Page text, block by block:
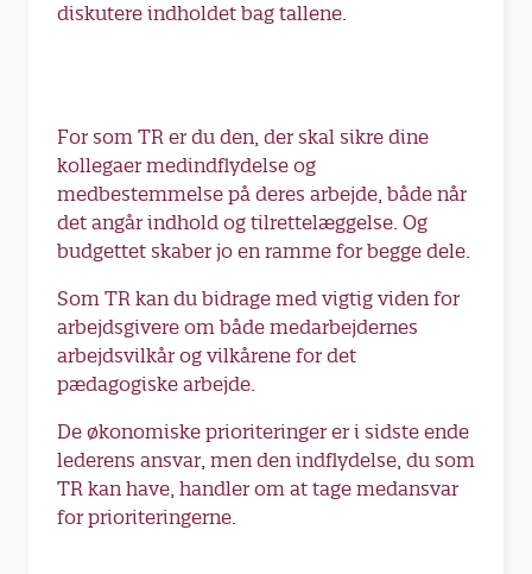
diskutere indholdet bag tallene.
For som TR er du den, der skal sikre dine
kollegaer medindflydelse og
medbestemmelse på deres arbejde, både når
det angår indhold og tilrettelæggelse. Og
budgettet skaber jo en ramme for begge dele.
Som TR kan du bidrage med vigtig viden for
arbejdsgivere om både medarbejdernes
arbejdsvilkår og vilkårene for det
pædagogiske arbejde.
De økonomiske prioriteringer er i sidste ende
lederens ansvar, men den indflydelse, du som
TR kan have, handler om at tage medansvar
for prioriteringerne.